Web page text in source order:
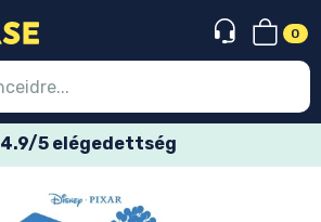
0
4.9/5 elégedettség